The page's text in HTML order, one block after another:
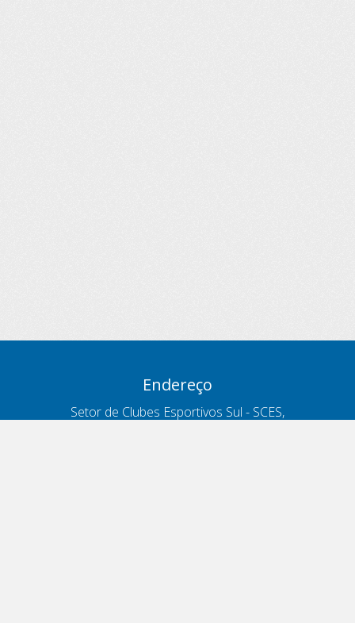
Endereço
Setor de Clubes Esportivos Sul - SCES,